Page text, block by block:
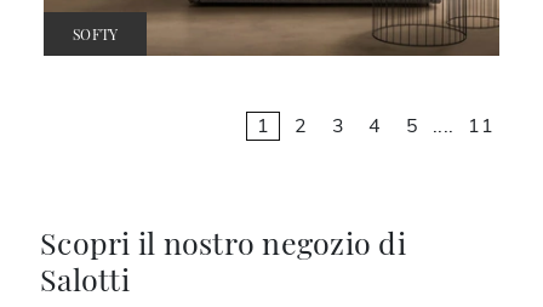
SOFTY
1 2 3 4 5 .... 11
Scopri il nostro negozio di
Salotti